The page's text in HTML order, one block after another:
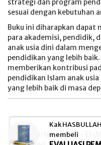
strategi dan program
sesuai dengan kebutuhan
Buku ini diharapkan dapat
para akademisi, pendidik,
anak usia dini dalam
pendidikan yang lebih
memberikan kontribusi
pendidikan Islam anak
yang lebih baik di masa
© Copyright 2026 - El-
Kak
membeli